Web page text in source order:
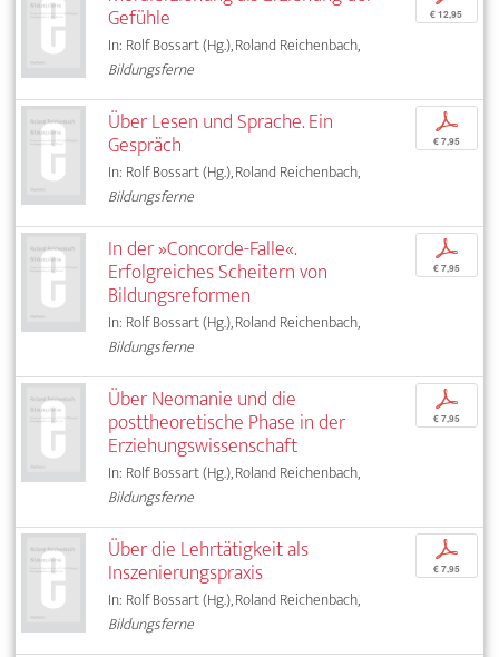
Gefühle
In: Rolf Bossart (Hg.), Roland Reichenbach,
Bildungsferne
€ 12,95
Über Lesen und Sprache. Ein
Gespräch
In: Rolf Bossart (Hg.), Roland Reichenbach,
Bildungsferne
p
€ 7,95
In der »Concorde-Falle«.
Erfolgreiches Scheitern von
Bildungsreformen
In: Rolf Bossart (Hg.), Roland Reichenbach,
Bildungsferne
p
€ 7,95
Über Neomanie und die
posttheoretische Phase in der
Erziehungswissenschaft
In: Rolf Bossart (Hg.), Roland Reichenbach,
Bildungsferne
p
€ 7,95
Über die Lehrtätigkeit als
Inszenierungspraxis
In: Rolf Bossart (Hg.), Roland Reichenbach,
Bildungsferne
p
€ 7,95